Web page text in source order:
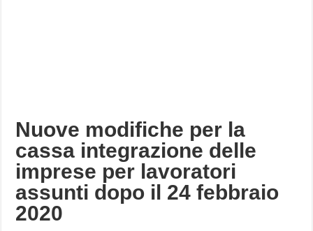
Nuove modifiche per la
cassa integrazione delle
imprese per lavoratori
assunti dopo il 24 febbraio
2020